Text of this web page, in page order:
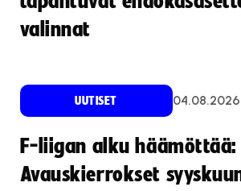
valinnat
UUTISET 04.08.2026
F-liigan alku häämöttää:
Avauskierrokset